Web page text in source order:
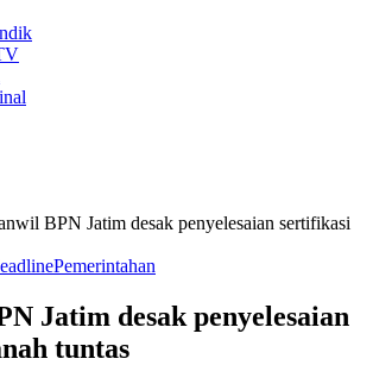
BPN Jatim desak penyelesaian sertifikasi
Pemerintahan
Jatim desak penyelesaian
tuntas